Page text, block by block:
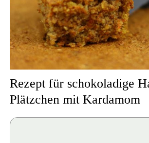
Rezept für schokoladige
Plätzchen mit Kardamom